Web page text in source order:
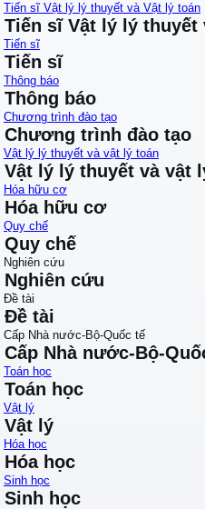
Tiến sĩ Vật lý lý thuyết và Vật lý toán
Tiến sĩ Vật lý lý thuyết
Tiến sĩ
Tiến sĩ
Thông báo
Thông báo
Chương trình đào tạo
Chương trình đào tạo
Vật lý lý thuyết và vật lý toán
Vật lý lý thuyết và vật
Hóa hữu cơ
Hóa hữu cơ
Quy chế
Quy chế
Nghiên cứu
Nghiên cứu
Đề tài
Đề tài
Cấp Nhà nước-Bộ-Quốc tế
Cấp Nhà nước-Bộ-
Toán học
Toán học
Vật lý
Vật lý
Hóa học
Hóa học
Sinh học
Sinh học